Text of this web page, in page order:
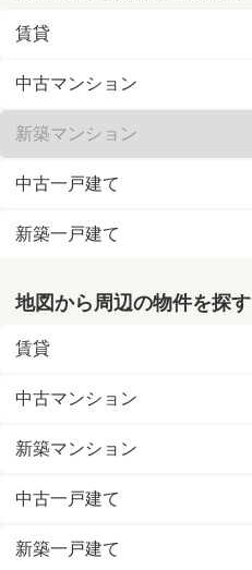
賃貸
中古マンション
新築マンション
中古一戸建て
新築一戸建て
地図から周辺の物件を探す
賃貸
中古マンション
新築マンション
中古一戸建て
新築一戸建て